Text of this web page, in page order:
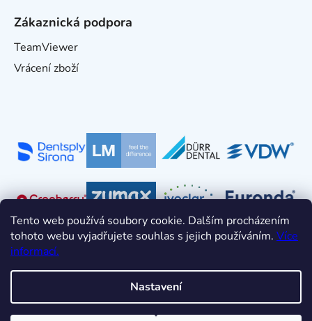
Tento web používá soubory cookie. Dalším procházením
tohoto webu vyjadřujete souhlas s jejich používáním. Více
informací.
Nastavení
Zákaznická podpora
TeamViewer
Vrácení zboží